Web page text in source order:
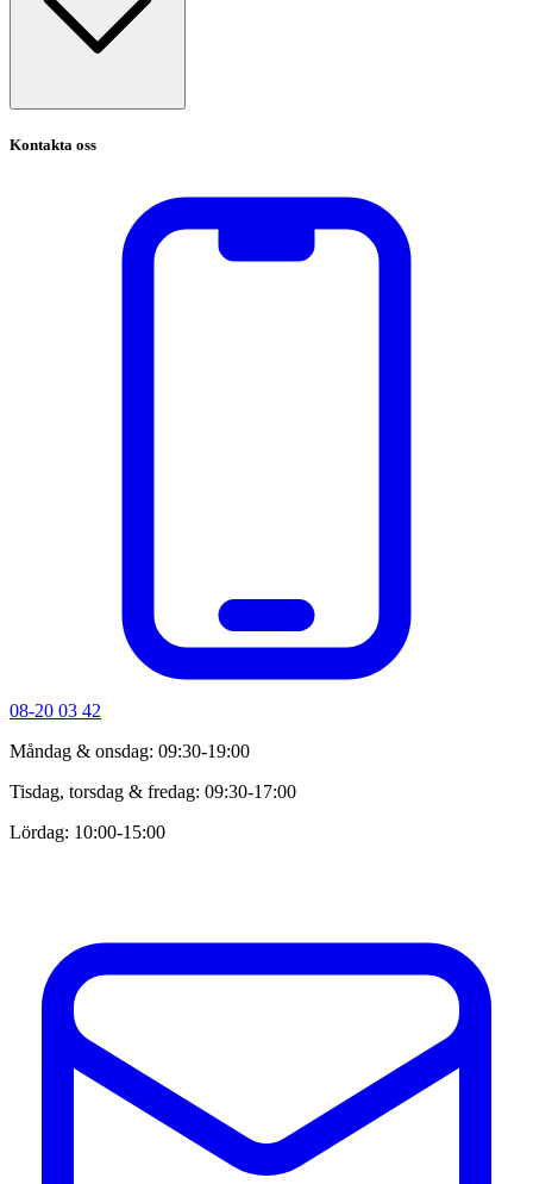
Kontakta oss
08-20 03 42
Måndag & onsdag: 09:30-19:00
Tisdag, torsdag & fredag: 09:30-17:00
Lördag: 10:00-15:00